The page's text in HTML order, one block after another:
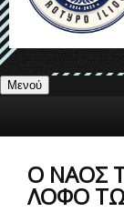
Μενού
Ο ΝΑΌΣ
ΛΌΦΟ